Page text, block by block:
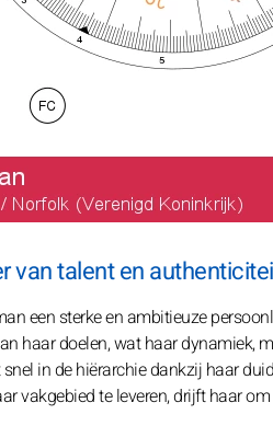
van talent en
een sterke en ambitieuze
haar doelen, wat haar dynamiek,
in de hiërarchie dankzij haar
vakgebied te leveren, drijft haar